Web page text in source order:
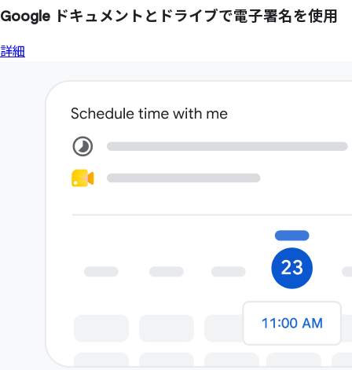
Google ドキュメントと ドライブで電子署名を使用
詳細